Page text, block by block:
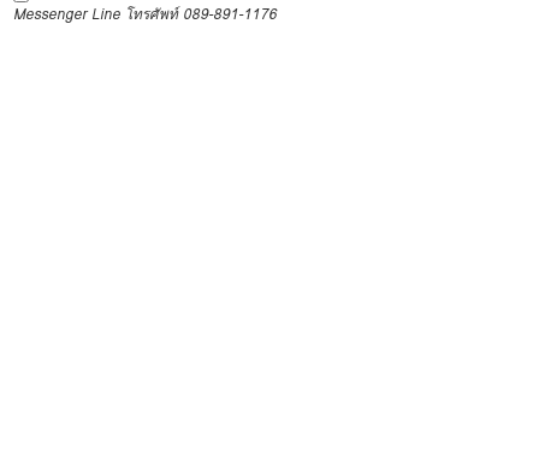
Messenger Line โทรศัพท์ 089-891-1176